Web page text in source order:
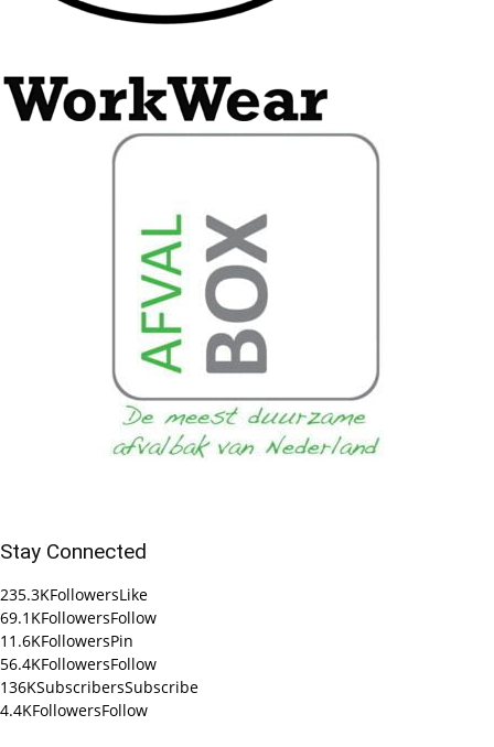
Stay Connected
235.3KFollowersLike
69.1KFollowersFollow
11.6KFollowersPin
56.4KFollowersFollow
136KSubscribersSubscribe
4.4KFollowersFollow